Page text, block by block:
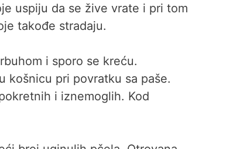
uspiju da se žive vrate i pri tom
takođe stradaju.
i sporo se kreću.
košnicu pri povratku sa paše.
i iznemoglih. Kod